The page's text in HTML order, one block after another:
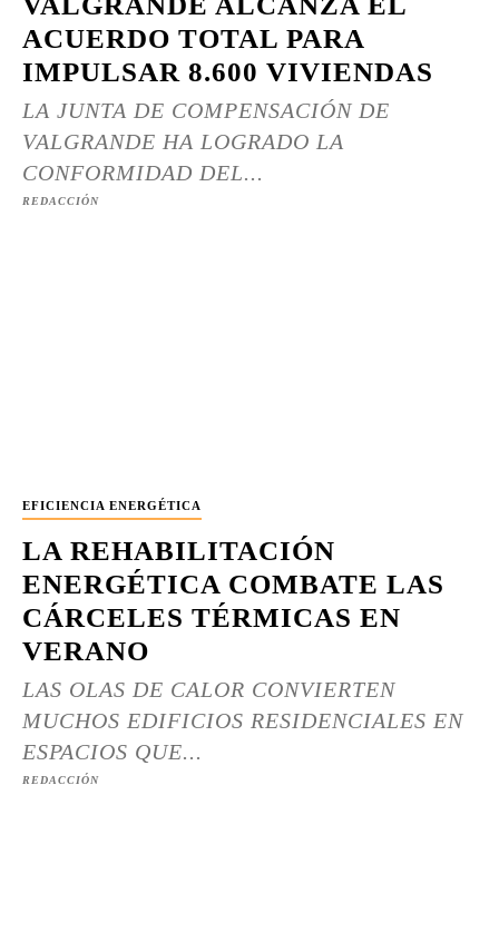
ACUERDO TOTAL PARA
IMPULSAR 8.600 VIVIENDAS
LA JUNTA DE COMPENSACIÓN DE
VALGRANDE HA LOGRADO LA
CONFORMIDAD DEL...
REDACCIÓN
EFICIENCIA ENERGÉTICA
LA REHABILITACIÓN
ENERGÉTICA COMBATE LAS
CÁRCELES TÉRMICAS EN
VERANO
LAS OLAS DE CALOR CONVIERTEN
MUCHOS EDIFICIOS RESIDENCIALES EN
ESPACIOS QUE...
REDACCIÓN